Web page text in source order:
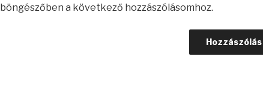
böngészőben a következő hozzászólásomhoz.